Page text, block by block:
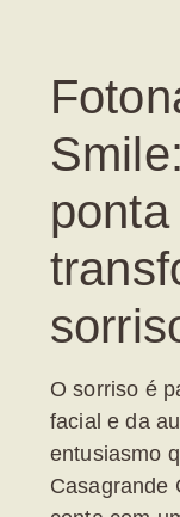
O sorriso é
facial e da
entusiasmo
Casagrande